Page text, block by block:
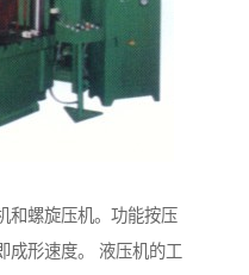
和螺旋压机。功能按压
成形速度。 液压机的工